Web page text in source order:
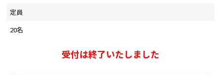
定員
20名
受付は終了いたしました